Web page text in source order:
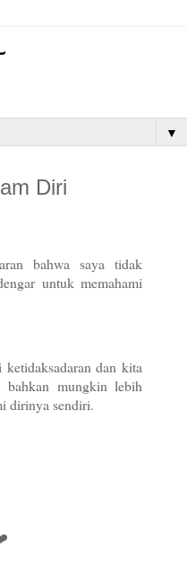
▼
Diri
bahwa saya tidak
untuk memahami
ketidaksadaran dan kita
bahkan mungkin lebih
dirinya sendiri.